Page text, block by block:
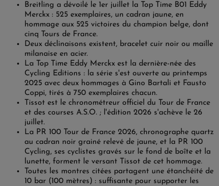
Breitling a dévoilé le 1er juillet la Top Time B01 Eddy
Merckx : 525 exemplaires, un cadran jaune, en
hommage aux 525 victoires du champion belge, dont
cinq Tours de France.
Deux déclinaisons existent, bracelet cuir noir ou maille
milanaise en acier.
La Top Time Eddy Merckx est la dernière-née des
Cycling Editions : la série s'est ouverte au printemps
2025 avec deux hommages à Gino Bartali et Fausto
Coppi, tirés à 750 exemplaires chacun.
Tissot est le chronométreur officiel du Tour de France
et des courses A.S.O. ; l'édition 2026 s'achève le 26
juillet.
La PR 100 Tour de France 2026, chronographe quartz
au cadran noir grainé relevé de jaune, et la PR 100
Cycling, ses cyclistes gravés sur le fond de boîte et la
lunette, forment le versant Tissot de cet hommage.
Toutes les montres citées partagent une étanchéité de
10 bar (100 mètres) : suffisante pour supporter les